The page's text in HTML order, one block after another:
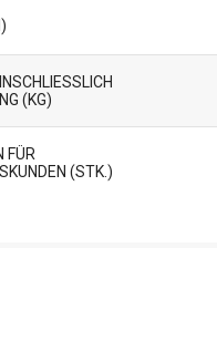
V
(KG)
FÜR
(STK.)